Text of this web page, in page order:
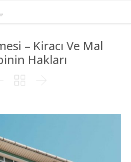
– Kiracı Ve Mal
Hakları
 